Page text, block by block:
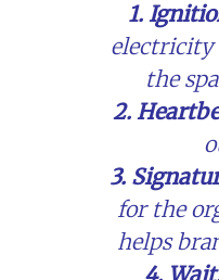
1.
electricity
the
2.
3.
for the
helps